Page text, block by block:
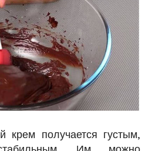
получается густым,